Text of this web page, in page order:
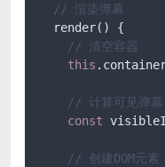
// 渲染弹幕
  render() {
// 清空容器
this
// 计算可见弹幕
const
// 创建DOM元素